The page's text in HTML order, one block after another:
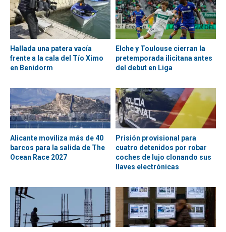
Hallada una patera vacía
frente a la cala del Tío Ximo
en Benidorm
Elche y Toulouse cierran la
pretemporada ilicitana antes
del debut en Liga
Alicante moviliza más de 40
barcos para la salida de The
Ocean Race 2027
Prisión provisional para
cuatro detenidos por robar
coches de lujo clonando sus
llaves electrónicas